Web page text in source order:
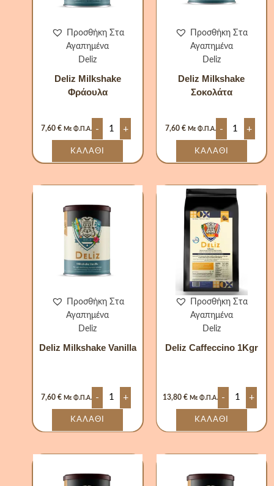
Προσθήκη Στα
Αγαπημένα
Deliz
Deliz Milkshake
Φράουλα
7,60€ Με Φ.Π.Α. - +
ΚΑΛΆΘΙ
Προσθήκη Στα
Αγαπημένα
Deliz
Deliz Milkshake
Σοκολάτα
7,60 € Με Φ.Π.Α. - +
ΚΑΛΆΘΙ
Προσθήκη Στα
Αγαπημένα
Deliz
Deliz Milkshake Vanilla
7,60€ Με Φ.Π.Α. -
Vanilla
ποσότητα
+
ΚΑΛΆΘΙ
Προσθήκη Στα
Αγαπημένα
Deliz
Deliz Caffeccino 1Kgr
13,80€ Με Φ.Π.Α. -
Deliz
Caffeccino
1Kgr
ποσότητα
+
ΚΑΛΆΘΙ
Ruby
ποσότητα
Φρούτα
του